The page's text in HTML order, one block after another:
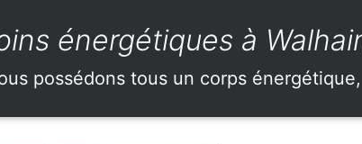
énergétiques à
possédons tous un corps